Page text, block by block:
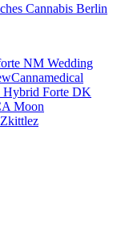
Cannabis Berlin
NM Wedding
Cannamedical
Hybrid Forte DK
Moon